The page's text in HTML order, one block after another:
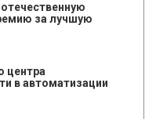
за лучшую
центра
в автоматизации